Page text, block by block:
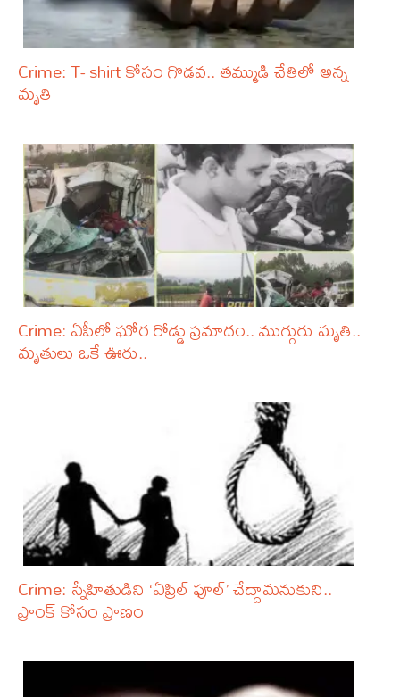
Crime: T- shirt కోసం గొడవ.. తమ్ముడి చేతిలో అన్న
మృతి
Crime: ఏపీలో ఘోర రోడ్డు ప్రమాదం.. ముగ్గురు మృతి..
మృతులు ఒకే ఊరు..
Crime: స్నేహితుడిని ‘ఏప్రిల్ ఫూల్’ చేద్దామనుకుని..
ప్రాంక్ కోసం ప్రాణం